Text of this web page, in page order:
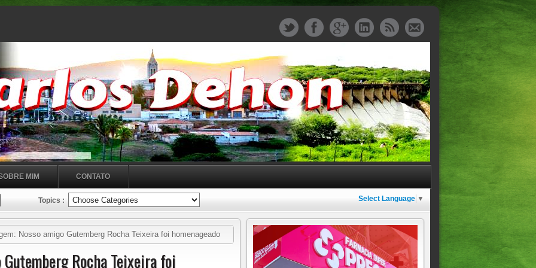
MIM CONTATO
Topics : Select Language ▼
Nosso amigo Gutemberg Rocha Teixeira foi homenageado
Rocha Teixeira foi